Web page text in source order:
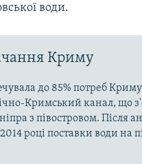
води.
Криму
до 85% потреб Криму
Кримський канал, що
з півостровом. Після
році поставки води на